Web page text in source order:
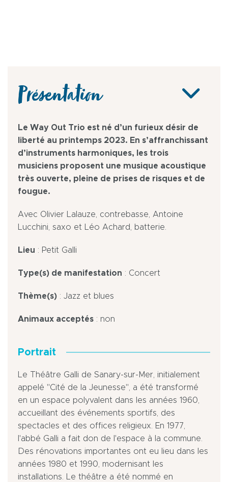
Présentation
Le Way Out Trio est né d’un furieux désir de
liberté au printemps 2023. En s’affranchissant
d’instruments harmoniques, les trois
musiciens proposent une musique acoustique
très ouverte, pleine de prises de risques et de
fougue.
Avec Olivier Lalauze, contrebasse, Antoine
Lucchini, saxo et Léo Achard, batterie.
Lieu : Petit Galli
Type(s) de manifestation : Concert
Thème(s) : Jazz et blues
Animaux acceptés : non
Portrait
Le Théâtre Galli de Sanary-sur-Mer, initialement
appelé "Cité de la Jeunesse", a été transformé
en un espace polyvalent dans les années 1960,
accueillant des événements sportifs, des
spectacles et des offices religieux. En 1977,
l'abbé Galli a fait don de l'espace à la commune.
Des rénovations importantes ont eu lieu dans les
années 1980 et 1990, modernisant les
installations. Le théâtre a été nommé en